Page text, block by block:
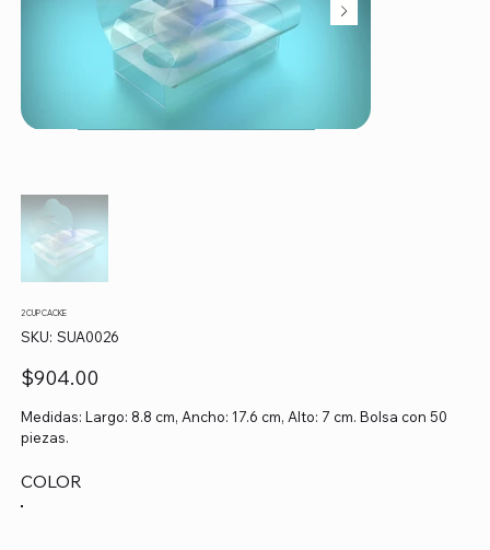
2 CUP CACKE
SKU: SKU
SUA0026
SUA0026
Precio
$904.00
Medidas: Largo: 8.8 cm, Ancho: 17.6 cm, Alto: 7 cm. Bolsa con 50
piezas.
COLOR